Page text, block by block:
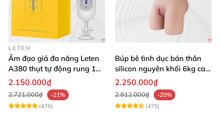
LETEN
Âm đạo giả đa năng Leten
A380 thụt tự động rung 10
chế độ
2.150.000₫
2.721.000₫
-21%
(476)
Búp bê tình dục bán thân
silicon nguyên khối 6kg cao
cấp giá rẻ
2.250.000₫
2.812.000₫
-20%
(475)